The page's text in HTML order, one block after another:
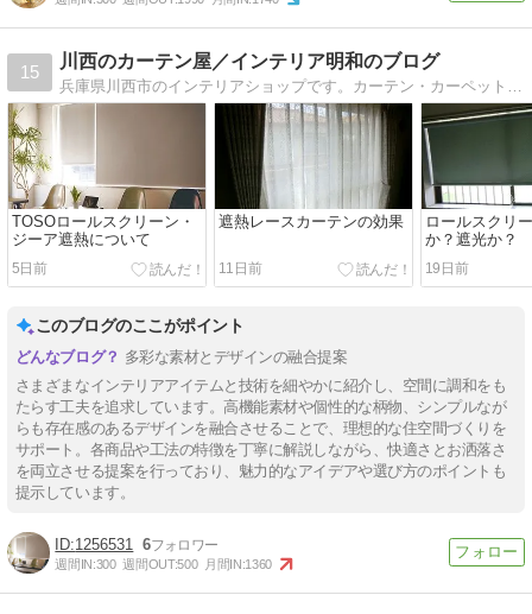
15
川西のカーテン屋／インテリア明和のブログ
兵庫県川西市のインテリアショップです。カーテン・カーペットに関する情報や日々の出来事についてお伝えします。
TOSOロールスクリーン・
ジーア遮熱について
5日前
遮熱レースカーテンの効果
11日前
ロールスクリ
か？遮光か？
19日前
このブログのここがポイント
多彩な素材とデザインの融合提案
さまざまなインテリアアイテムと技術を細やかに紹介し、空間に調和をも
たらす工夫を追求しています。高機能素材や個性的な柄物、シンプルなが
らも存在感のあるデザインを融合させることで、理想的な住空間づくりを
サポート。各商品や工法の特徴を丁寧に解説しながら、快適さとお洒落さ
を両立させる提案を行っており、魅力的なアイデアや選び方のポイントも
提示しています。
1256531 6
週間IN:300 週間OUT:500 月間IN:1360